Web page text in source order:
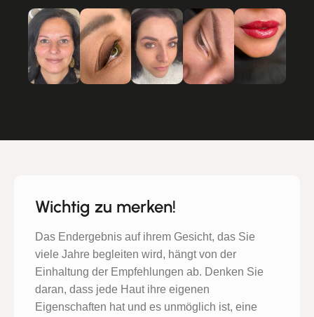
Wichtig zu merken!
Das Endergebnis auf ihrem Gesicht, das Sie
viele Jahre begleiten wird, hängt von der
Einhaltung der Empfehlungen ab. Denken Sie
daran, dass jede Haut ihre eigenen
Eigenschaften hat und es unmöglich ist, eine